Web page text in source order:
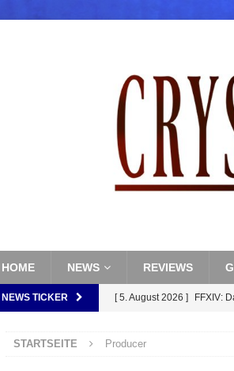
HOME NEWS REVIEWS
NEWS TICKER [ 5. August 2026 ] FFXIV:
STARTSEITE Producer